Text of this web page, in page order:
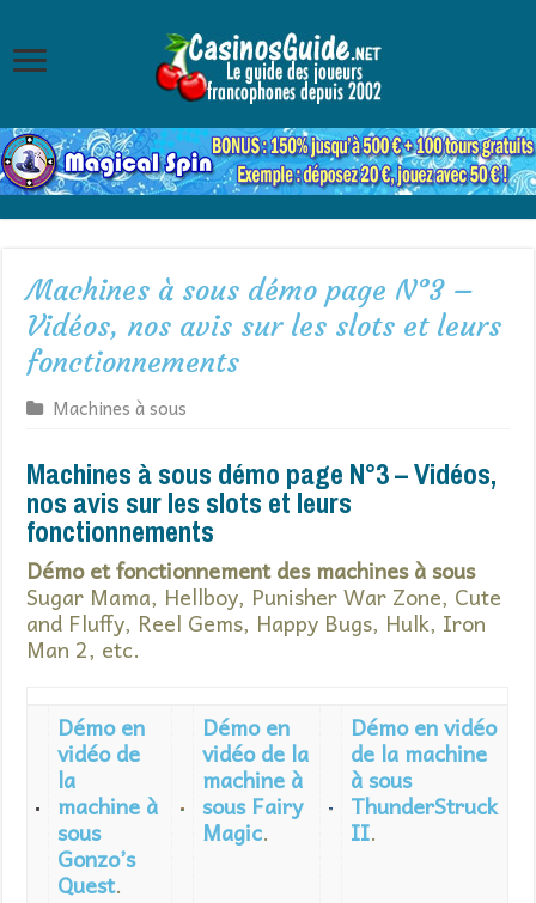
Machines à sous démo page N°3 –
Vidéos, nos avis sur les slots et leurs
fonctionnements
Machines à sous
Machines à sous démo page N°3 – Vidéos,
nos avis sur les slots et leurs
fonctionnements
Démo et fonctionnement des machines à sous
Sugar Mama, Hellboy, Punisher War Zone, Cute
and Fluffy, Reel Gems, Happy Bugs, Hulk, Iron
Man 2, etc.
Démo en
vidéo de
la
machine à
sous
Gonzo’s
Quest.
Démo en
vidéo de la
machine à
sous Fairy
Magic.
Démo en vidéo
de la machine
à sous
ThunderStruck
II.